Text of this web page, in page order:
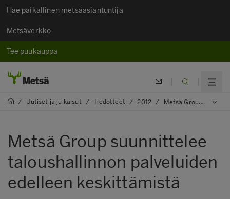
Hae paikallinen metsäasiantuntija
Metsäverkko
Tee puukauppa
/ Uutiset ja julkaisut / Tiedotteet / 2012 / Metsä Group suunnittelee taloushallinnon palveluiden edelleen keskittämistä
Metsä Group suunnittelee
taloushallinnon palveluiden
edelleen keskittämistä